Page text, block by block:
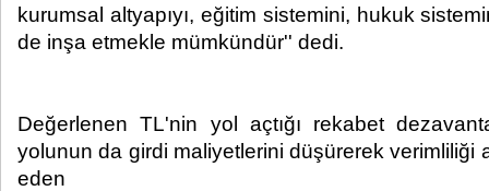
kurumsal altyapıyı, eğitim sistemini, hukuk
de inşa etmekle mümkündür'' dedi.
Değerlenen TL'nin yol açtığı rekabet
yolunun da girdi maliyetlerini düşürerek verimliliği
eden